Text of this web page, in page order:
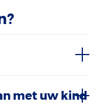
met uw kind